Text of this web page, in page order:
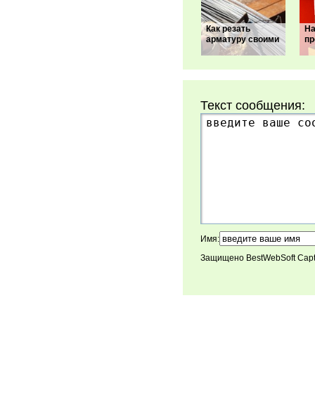
Как резать
арматуру своими
Текст сообщения:
Имя:
Защищено BestWebSoft